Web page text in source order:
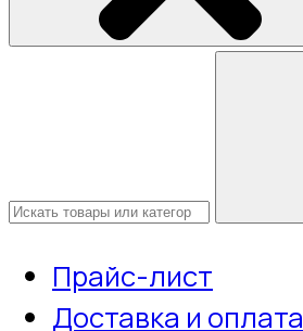
Прайс-лист
Доставка и оплата